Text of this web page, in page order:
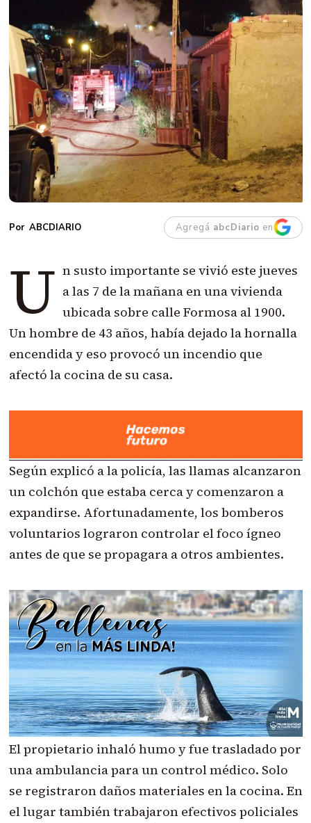
ABCDIARIO Agregá abcDiario en
U n susto importante se vivió este jueves
a las 7 de la mañana en una vivienda
ubicada sobre calle Formosa al 1900.
Un hombre de 43 años, había dejado la hornalla
encendida y eso provocó un incendio que
afectó la cocina de su casa.
Según explicó a la policía, las llamas alcanzaron
un colchón que estaba cerca y comenzaron a
expandirse. Afortunadamente, los bomberos
voluntarios lograron controlar el foco ígneo
antes de que se propagara a otros ambientes.
El propietario inhaló humo y fue trasladado por
una ambulancia para un control médico. Solo
se registraron daños materiales en la cocina. En
el lugar también trabajaron efectivos policiales